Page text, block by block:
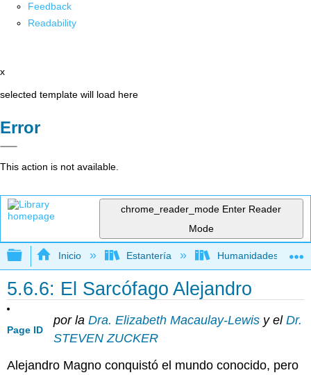
Feedback
Readability
x
selected template will load here
Error
This action is not available.
chrome_reader_mode Enter Reader
Mode
Expandir/contraer jerarquía global
Inicio Estantería Humanidades
5.6.6: El Sarcófago Alejandro
Page ID
por la Dra. Elizabeth Macaulay-Lewisy el Dr.
STEVEN ZUCKER
Alejandro Magno conquistó el mundo conocido, pero